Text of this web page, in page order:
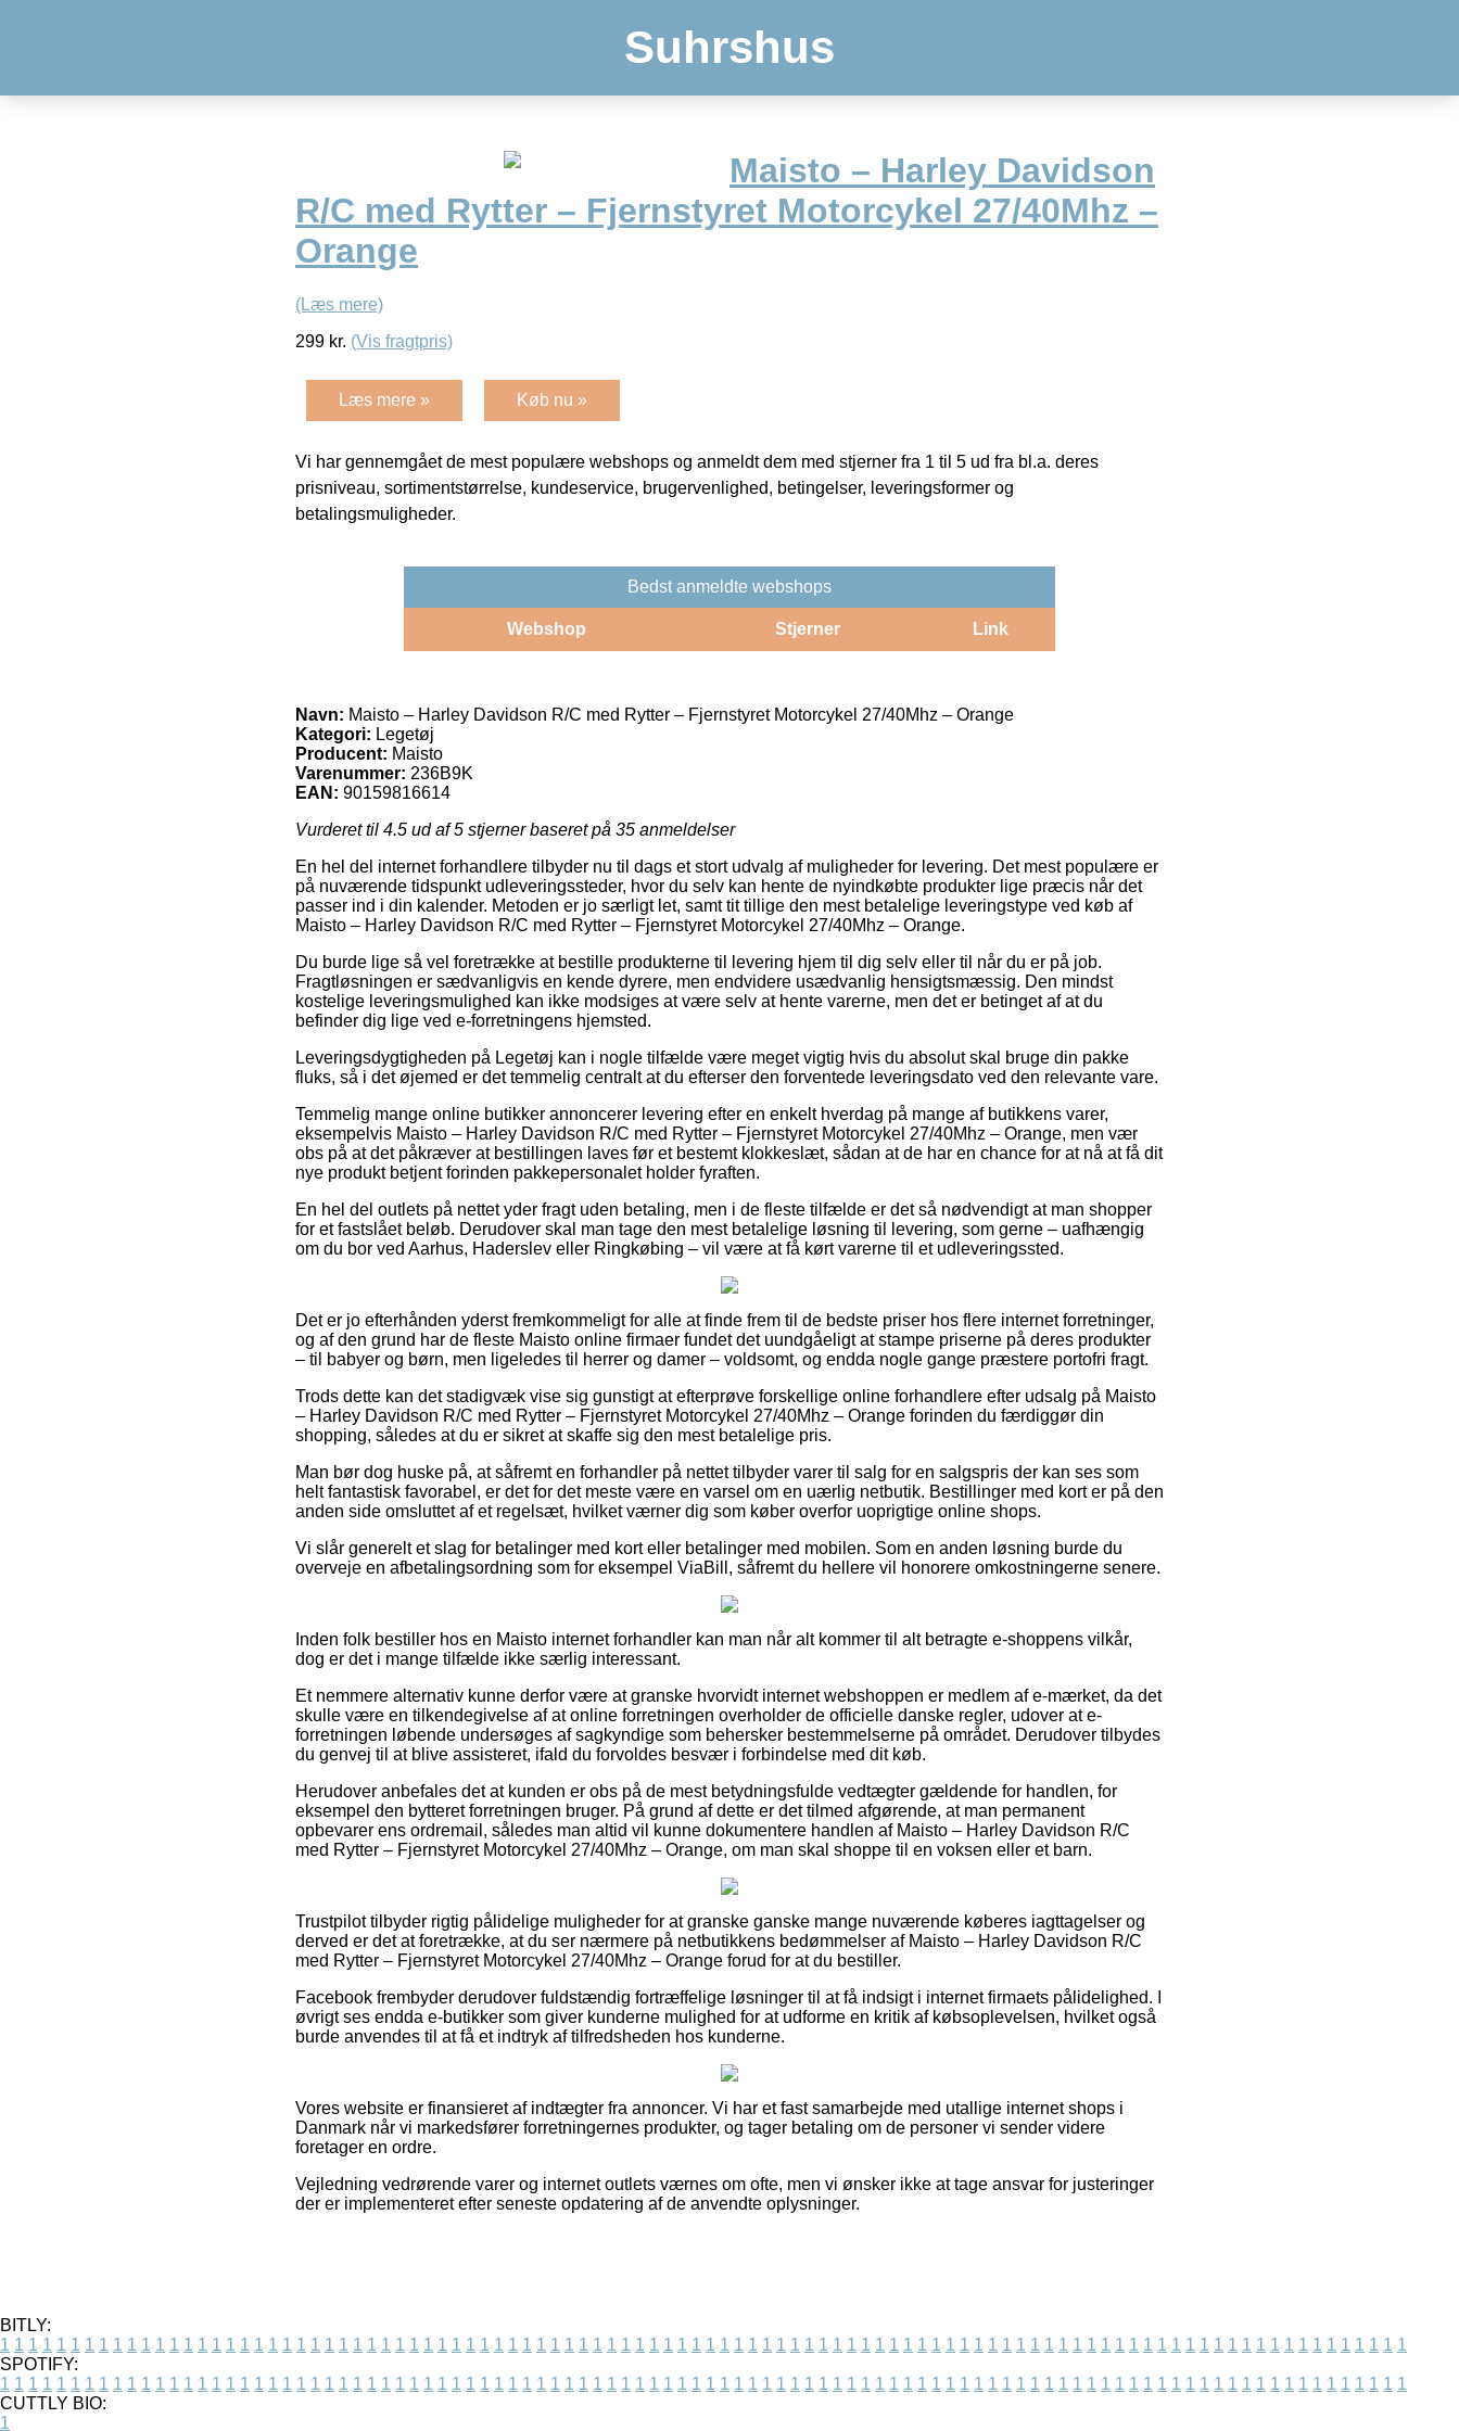
Suhrshus
Maisto – Harley Davidson
R/C med Rytter – Fjernstyret Motorcykel 27/40Mhz –
Orange
(Læs mere)
299 kr. (Vis fragtpris)
Læs mere » Køb nu »
Vi har gennemgået de mest populære webshops og anmeldt dem med stjerner fra 1 til 5 ud fra bl.a. deres
prisniveau, sortimentstørrelse, kundeservice, brugervenlighed, betingelser, leveringsformer og
betalingsmuligheder.
Bedst anmeldte webshops
Webshop Stjerner Link
Navn: Maisto – Harley Davidson R/C med Rytter – Fjernstyret Motorcykel 27/40Mhz – Orange
Kategori: Legetøj
Producent: Maisto
Varenummer: 236B9K
EAN: 90159816614
Vurderet til 4.5 ud af 5 stjerner baseret på 35 anmeldelser
En hel del internet forhandlere tilbyder nu til dags et stort udvalg af muligheder for levering. Det mest populære er
på nuværende tidspunkt udleveringssteder, hvor du selv kan hente de nyindkøbte produkter lige præcis når det
passer ind i din kalender. Metoden er jo særligt let, samt tit tillige den mest betalelige leveringstype ved køb af
Maisto – Harley Davidson R/C med Rytter – Fjernstyret Motorcykel 27/40Mhz – Orange.
Du burde lige så vel foretrække at bestille produkterne til levering hjem til dig selv eller til når du er på job.
Fragtløsningen er sædvanligvis en kende dyrere, men endvidere usædvanlig hensigtsmæssig. Den mindst
kostelige leveringsmulighed kan ikke modsiges at være selv at hente varerne, men det er betinget af at du
befinder dig lige ved e-forretningens hjemsted.
Leveringsdygtigheden på Legetøj kan i nogle tilfælde være meget vigtig hvis du absolut skal bruge din pakke
fluks, så i det øjemed er det temmelig centralt at du efterser den forventede leveringsdato ved den relevante vare.
Temmelig mange online butikker annoncerer levering efter en enkelt hverdag på mange af butikkens varer,
eksempelvis Maisto – Harley Davidson R/C med Rytter – Fjernstyret Motorcykel 27/40Mhz – Orange, men vær
obs på at det påkræver at bestillingen laves før et bestemt klokkeslæt, sådan at de har en chance for at nå at få dit
nye produkt betjent forinden pakkepersonalet holder fyraften.
En hel del outlets på nettet yder fragt uden betaling, men i de fleste tilfælde er det så nødvendigt at man shopper
for et fastslået beløb. Derudover skal man tage den mest betalelige løsning til levering, som gerne – uafhængig
om du bor ved Aarhus, Haderslev eller Ringkøbing – vil være at få kørt varerne til et udleveringssted.
Det er jo efterhånden yderst fremkommeligt for alle at finde frem til de bedste priser hos flere internet forretninger,
og af den grund har de fleste Maisto online firmaer fundet det uundgåeligt at stampe priserne på deres produkter
– til babyer og børn, men ligeledes til herrer og damer – voldsomt, og endda nogle gange præstere portofri fragt.
Trods dette kan det stadigvæk vise sig gunstigt at efterprøve forskellige online forhandlere efter udsalg på Maisto
– Harley Davidson R/C med Rytter – Fjernstyret Motorcykel 27/40Mhz – Orange forinden du færdiggør din
shopping, således at du er sikret at skaffe sig den mest betalelige pris.
Man bør dog huske på, at såfremt en forhandler på nettet tilbyder varer til salg for en salgspris der kan ses som
helt fantastisk favorabel, er det for det meste være en varsel om en uærlig netbutik. Bestillinger med kort er på den
anden side omsluttet af et regelsæt, hvilket værner dig som køber overfor uoprigtige online shops.
Vi slår generelt et slag for betalinger med kort eller betalinger med mobilen. Som en anden løsning burde du
overveje en afbetalingsordning som for eksempel ViaBill, såfremt du hellere vil honorere omkostningerne senere.
Inden folk bestiller hos en Maisto internet forhandler kan man når alt kommer til alt betragte e-shoppens vilkår,
dog er det i mange tilfælde ikke særlig interessant.
Et nemmere alternativ kunne derfor være at granske hvorvidt internet webshoppen er medlem af e-mærket, da det
skulle være en tilkendegivelse af at online forretningen overholder de officielle danske regler, udover at e-
forretningen løbende undersøges af sagkyndige som behersker bestemmelserne på området. Derudover tilbydes
du genvej til at blive assisteret, ifald du forvoldes besvær i forbindelse med dit køb.
Herudover anbefales det at kunden er obs på de mest betydningsfulde vedtægter gældende for handlen, for
eksempel den bytteret forretningen bruger. På grund af dette er det tilmed afgørende, at man permanent
opbevarer ens ordremail, således man altid vil kunne dokumentere handlen af Maisto – Harley Davidson R/C
med Rytter – Fjernstyret Motorcykel 27/40Mhz – Orange, om man skal shoppe til en voksen eller et barn.
Trustpilot tilbyder rigtig pålidelige muligheder for at granske ganske mange nuværende køberes iagttagelser og
derved er det at foretrække, at du ser nærmere på netbutikkens bedømmelser af Maisto – Harley Davidson R/C
med Rytter – Fjernstyret Motorcykel 27/40Mhz – Orange forud for at du bestiller.
Facebook frembyder derudover fuldstændig fortræffelige løsninger til at få indsigt i internet firmaets pålidelighed. I
øvrigt ses endda e-butikker som giver kunderne mulighed for at udforme en kritik af købsoplevelsen, hvilket også
burde anvendes til at få et indtryk af tilfredsheden hos kunderne.
Vores website er finansieret af indtægter fra annoncer. Vi har et fast samarbejde med utallige internet shops i
Danmark når vi markedsfører forretningernes produkter, og tager betaling om de personer vi sender videre
foretager en ordre.
Vejledning vedrørende varer og internet outlets værnes om ofte, men vi ønsker ikke at tage ansvar for justeringer
der er implementeret efter seneste opdatering af de anvendte oplysninger.
BITLY:
1 1 1 1 1 1 1 1 1 1 1 1 1 1 1 1 1 1 1 1 1 1 1 1 1 1 1 1 1 1 1 1 1 1 1 1 1 1 1 1 1 1 1 1 1 1 1 1 1 1 1 1 1 1 1 1 1 1 1 1 1 1 1 1 1 1 1 1 1 1 1 1 1 1 1 1 1 1 1 1 1 1 1 1 1 1 1 1 1 1 1 1 1 1 1 1 1 1 1 1
SPOTIFY:
1 1 1 1 1 1 1 1 1 1 1 1 1 1 1 1 1 1 1 1 1 1 1 1 1 1 1 1 1 1 1 1 1 1 1 1 1 1 1 1 1 1 1 1 1 1 1 1 1 1 1 1 1 1 1 1 1 1 1 1 1 1 1 1 1 1 1 1 1 1 1 1 1 1 1 1 1 1 1 1 1 1 1 1 1 1 1 1 1 1 1 1 1 1 1 1 1 1 1 1
CUTTLY BIO:
1